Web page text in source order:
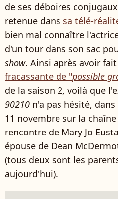
de ses déboires
retenue dans sa télé-
bien mal connaître
d'un tour dans son sac
show. Ainsi après avoir fait
fracassante de "possible
de la saison 2, voilà que
90210 n'a pas hésité,
11 novembre sur la
rencontre de Mary Jo
épouse de Dean
(tous deux sont les
aujourd'hui).